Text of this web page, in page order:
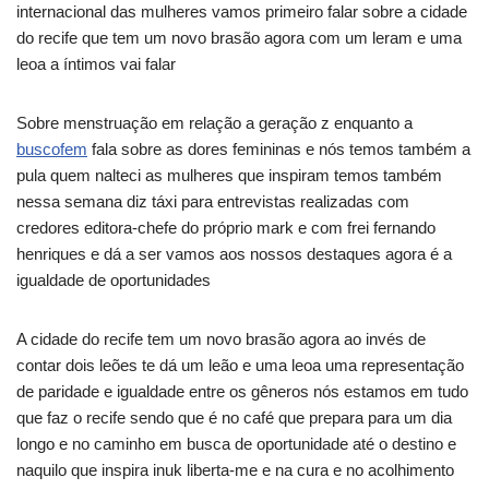
internacional das mulheres vamos primeiro falar sobre a cidade
do recife que tem um novo brasão agora com um leram e uma
leoa a íntimos vai falar
Sobre menstruação em relação a geração z enquanto a
buscofem fala sobre as dores femininas e nós temos também a
pula quem nalteci as mulheres que inspiram temos também
nessa semana diz táxi para entrevistas realizadas com
credores editora-chefe do próprio mark e com frei fernando
henriques e dá a ser vamos aos nossos destaques agora é a
igualdade de oportunidades
A cidade do recife tem um novo brasão agora ao invés de
contar dois leões te dá um leão e uma leoa uma representação
de paridade e igualdade entre os gêneros nós estamos em tudo
que faz o recife sendo que é no café que prepara para um dia
longo e no caminho em busca de oportunidade até o destino e
naquilo que inspira inuk liberta-me e na cura e no acolhimento